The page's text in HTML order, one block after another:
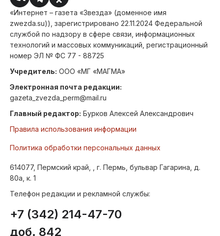
«Интернет – газета «Звезда» (доменное имя
zwezda.su)), зарегистрировано 22.11.2024 Федеральной
службой по надзору в сфере связи, информационных
технологий и массовых коммуникаций, регистрационный
номер ЭЛ № ФС 77 - 88725
Учредитель: ООО «МГ «МАГМА»
Электронная почта редакции:
gazeta_zvezda_perm@mail.ru
Главный редактор: Бурков Алексей Александрович
Правила использования информации
Политика обработки персональных данных
614077, Пермский край, , г. Пермь, бульвар Гагарина, д.
80а, к. 1
Телефон редакции и рекламной службы:
+7 (342) 214-47-70
доб. 842